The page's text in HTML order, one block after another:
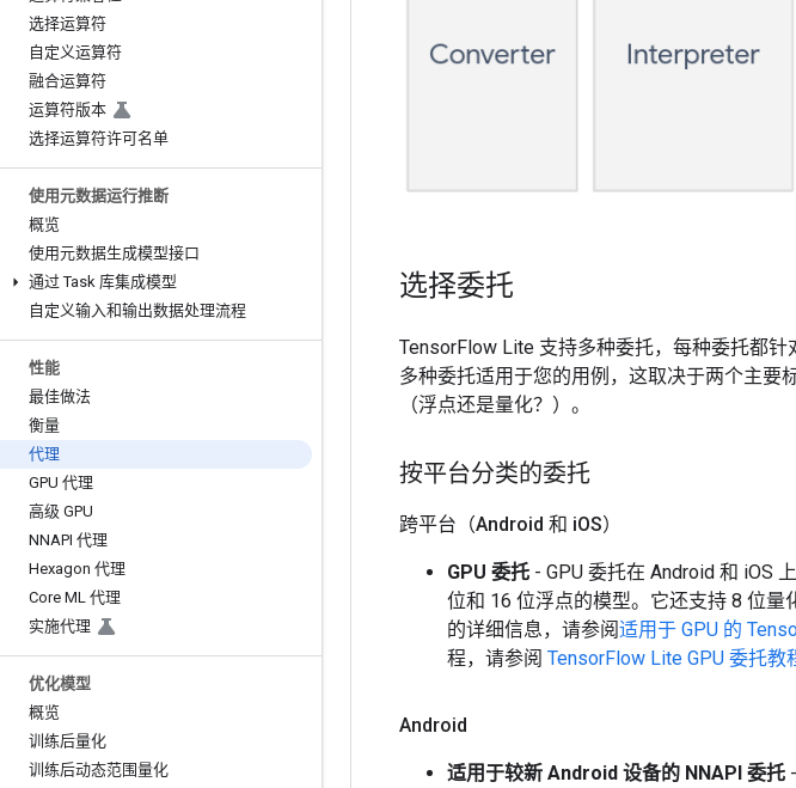
选择运算符
自定义运算符
融合运算符
运算符版本
选择运算符许可名单
使用元数据运行推断
概览
使用元数据生成模型接口
通过 Task 库集成模型
自定义输入和输出数据处理流程
性能
最佳做法
衡量
代理
GPU 代理
高级 GPU
NNAPI 代理
Hexagon 代理
Core ML 代理
实施代理
优化模型
概览
训练后量化
训练后动态范围量化
选择委托
TensorFlow Lite 支持多种委托，每种委托都
多种委托适用于您的用例，这取决于两个主要标
（浮点还是量化？）。
按平台分类的委托
跨平台（Android 和 iOS）
GPU 委托 - GPU 委托在 Android 和 iOS
位和 16 位浮点的模型。它还支持 8 位量
的详细信息，请参阅适用于 GPU 的
程，请参阅 TensorFlow Lite GPU 委托教
Android
适用于较新 Android 设备的 NNAPI 委托